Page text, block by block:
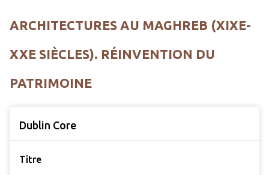
ARCHITECTURES AU MAGHREB (XIXE-
XXE SIÈCLES). RÉINVENTION DU
PATRIMOINE
Dublin Core
Titre